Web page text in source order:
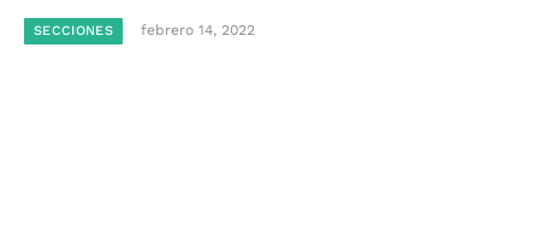
SECCIONES febrero 14, 2022